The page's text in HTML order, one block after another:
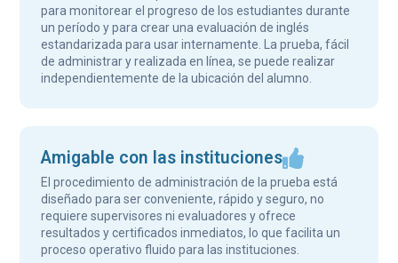
para monitorear el progreso de los estudiantes durante
un período y para crear una evaluación de inglés
estandarizada para usar internamente. La prueba, fácil
de administrar y realizada en línea, se puede realizar
independientemente de la ubicación del alumno.
Amigable con las instituciones
El procedimiento de administración de la prueba está
diseñado para ser conveniente, rápido y seguro, no
requiere supervisores ni evaluadores y ofrece
resultados y certificados inmediatos, lo que facilita un
proceso operativo fluido para las instituciones.